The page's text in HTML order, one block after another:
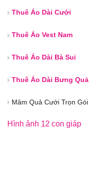
Thuê Áo Dài Cưới
Thuê Áo Vest Nam
Thuê Áo Dài Bà Sui
Thuê Áo Dài Bưng Quả
Mâm Quả Cưới Trọn Gói
Hình ảnh 12 con giáp